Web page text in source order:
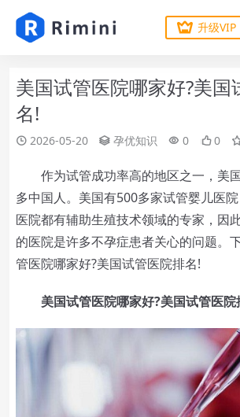
升级VIP
美国试管医院哪家好?美国
名!
2026-05-20 孕优知识 0 0
作为试管成功率高的地区之一，美
多中国人。美国有500多家试管婴儿医
医院都有辅助生殖技术领域的专家，因
的医院是许多不孕症患者关心的问题。
管医院哪家好?美国试管医院排名!
美国试管医院哪家好?美国试管医院